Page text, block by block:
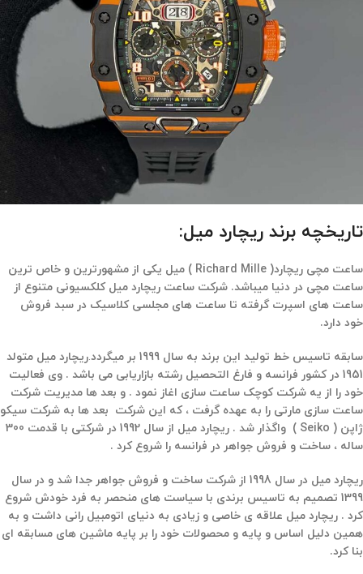
تاریخچه برند ریچارد میل:
ساعت مچی ریچارد( Richard Mille ) میل یکی از مشهورترین و خاص ترین
ساعت مچی در دنیا میباشد. شرکت ساعت ریچارد میل کلکسیونی متنوع از
ساعت های اسپرت گرفته تا ساعت های مجلسی کلاسیک در سبد فروش
خود دارد.
سابقه تاسیس خط تولید این برند به سال 1999 بر میگردد .ریچارد میل متولد
1951 در کشور فرانسه و فارغ التحصیل رشته بازاریابی می باشد . وی فعالیت
خود را از یه شرکت کوچک ساعت سازی اغاز نمود . و بعد ها مدیریت شرکت
ساعت سازی مارتی را به عهده گرفت ، که این شرکت بعد ها به شرکت سیکو
ژاپن ( Seiko ) واگذار شد . ریچارد میل از سال 1992 در شرکتی با قدمت 300
ساله ، ساخت و فروش جواهر در فرانسه را شروع کرد .
ریچارد میل در سال 1998 از شرکت ساخت و فروش جواهر جدا شد و در سال
1399 تصمیم به تاسیس برندی با سیاست های منحصر به فرد خودش شروع
کرد . ریچارد میل علاقه ی خاصی و زیادی به دنیای اتومبیل رانی داشت و به
همین دلیل اساس و پایه و محصولات خود را بر پایه ماشین های مسابقه ای
بنا کرد.